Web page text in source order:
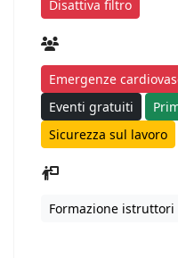
Disattiva filtro
Emergenze
Eventi gratuiti
Sicurezza sul lavoro
Formazione istruttori